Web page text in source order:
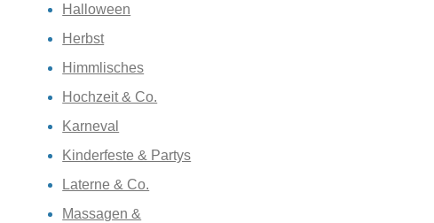
Halloween
Herbst
Himmlisches
Hochzeit & Co.
Karneval
Kinderfeste & Partys
Laterne & Co.
Massagen &